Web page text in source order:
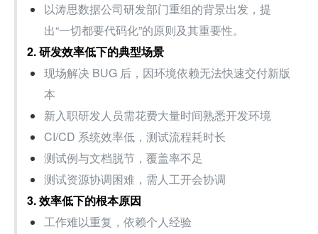
以涛思数据公司研发部门重组的背景出发，提
出“一切都要代码化”的原则及其重要性。
2. 研发效率低下的典型场景
现场解决 BUG 后，因环境依赖无法快速交付新版
本
新入职研发人员需花费大量时间熟悉开发环境
CI/CD 系统效率低，测试流程耗时长
测试例与文档脱节，覆盖率不足
测试资源协调困难，需人工开会协调
3. 效率低下的根本原因
工作难以重复，依赖个人经验